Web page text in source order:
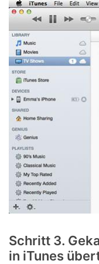
Schritt 3.
in iTunes